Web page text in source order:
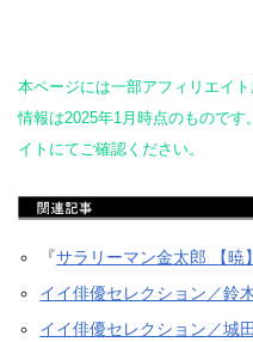
本ページには一部アフィリエイ
情報は2025年1月時点のもので
イトにてご確認ください。
『サラリーマン金太郎 【暁
イイ俳優セレクション／鈴
イイ俳優セレクション／城